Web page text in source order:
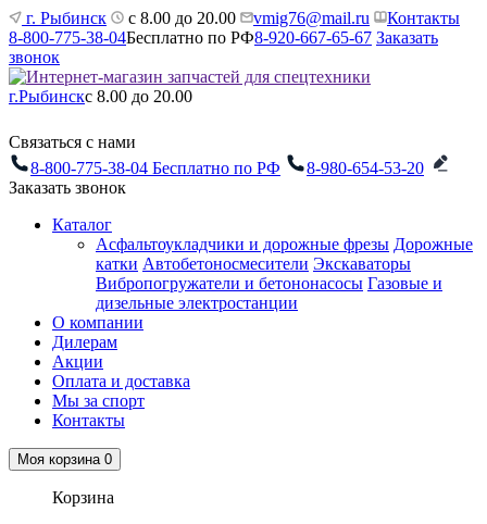
г. Рыбинск с 8.00 до 20.00 vmig76@mail.ru
Контакты
8-800-775-38-04Бесплатно по РФ8-920-667-65-67 Заказать
звонок
г.Рыбинскс 8.00 до 20.00
Связаться с нами
8-800-775-38-04 Бесплатно по РФ
8-980-654-53-20
Заказать звонок
Каталог
Асфальтоукладчики и дорожные фрезы Дорожные
катки Автобетоносмесители Экскаваторы
Вибропогружатели и бетононасосы Газовые и
дизельные электростанции
О компании
Дилерам
Акции
Оплата и доставка
Мы за спорт
Контакты
Моя корзина 0
Корзина